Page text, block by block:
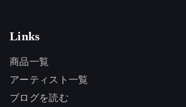
Links
商品一覧
アーティスト一覧
ブログを読む